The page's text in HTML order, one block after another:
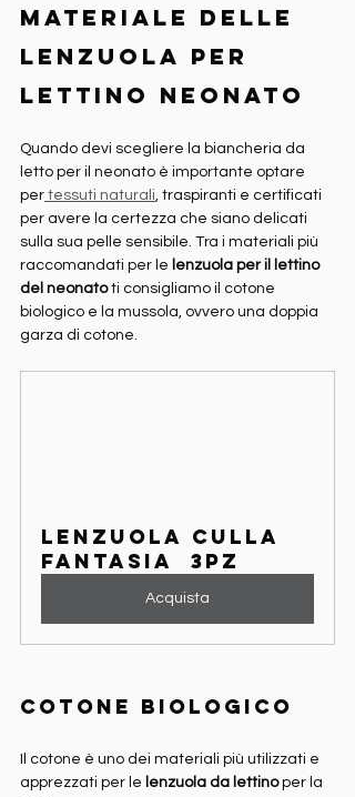
materiale delle
lenzuola per
lettino neonato
Quando devi scegliere la biancheria da
letto per il neonato è importante optare
per tessuti naturali, traspiranti e certificati
per avere la certezza che siano delicati
sulla sua pelle sensibile. Tra i materiali più
raccomandati per le lenzuola per il lettino
del neonato ti consigliamo il cotone
biologico e la mussola, ovvero una doppia
garza di cotone.
Lenzuola Culla
fantasia  3pz
Acquista
Cotone biologico
Il cotone è uno dei materiali più utilizzati e
apprezzati per le lenzuola da lettino per la